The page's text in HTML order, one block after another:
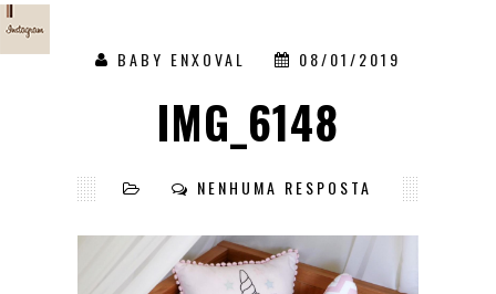
BABY ENXOVAL 08/01/2019
IMG_6148
NENHUMA RESPOSTA